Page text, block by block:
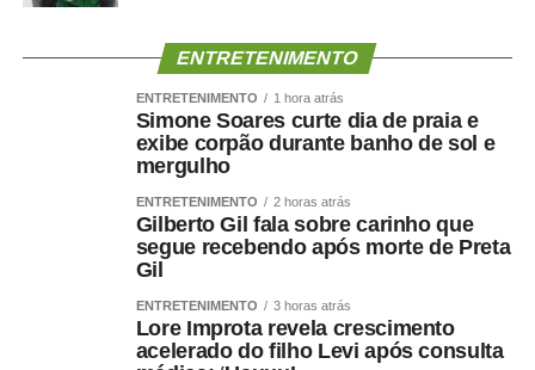
estratégia de construção do futuro de país. Ela lembrou
que, conforme amparo constitucional e legal, a criança
deve ser vista como prioridade absoluta. Assim, ponderou
a advogada, é preciso direcionar os recursos
orçamentários de forma mais “qualitativa e equitativa”.
— Há muito a fazer, mas temos avanços. E boa parte
deles têm a ver com os incentivos que o Orçamento tem
feito — registrou Marina Chicaro.
Educação Básica do Ministério da Educação, Valdoir
Pedro Wathier reconheceu que a questão das creches e
ENTRETENIMENTO
ENTRETENIMENTO 1 hora atrás
Simone Soares curte dia de praia e
exibe corpão durante banho de sol e
mergulho
ENTRETENIMENTO 2 horas atrás
Gilberto Gil fala sobre carinho que
segue recebendo após morte de Preta
Gil
ENTRETENIMENTO 3 horas atrás
Lore Improta revela crescimento
acelerado do filho Levi após consulta